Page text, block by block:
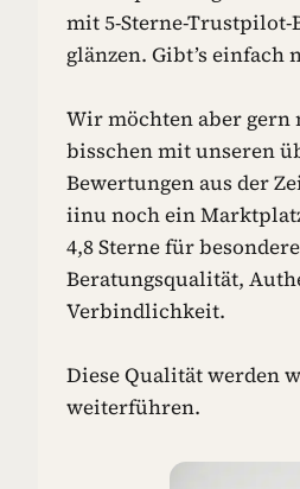
mit 5-Sterne-Trustpilot-
glänzen. Gibt’s einfach
Wir möchten aber gern
bisschen mit unseren
Bewertungen aus der
iinu noch ein
4,8 Sterne für besondere
Beratungsqualität,
Verbindlichkeit.
Diese Qualität werden
weiterführen.